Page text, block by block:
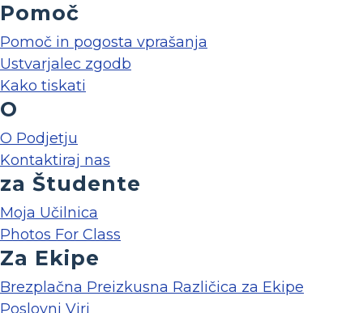
Pomoč
Pomoč in pogosta vprašanja
Ustvarjalec zgodb
Kako tiskati
O
O Podjetju
Kontaktiraj nas
za Študente
Moja Učilnica
Photos For Class
Za Ekipe
Brezplačna Preizkusna Različica za Ekipe
Poslovni Viri